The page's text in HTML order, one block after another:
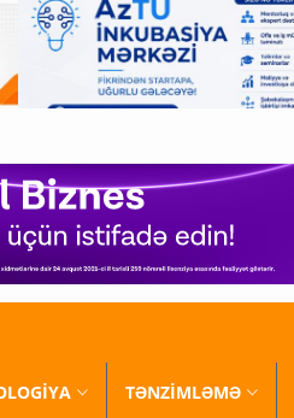
TƏNZİMLƏMƏ